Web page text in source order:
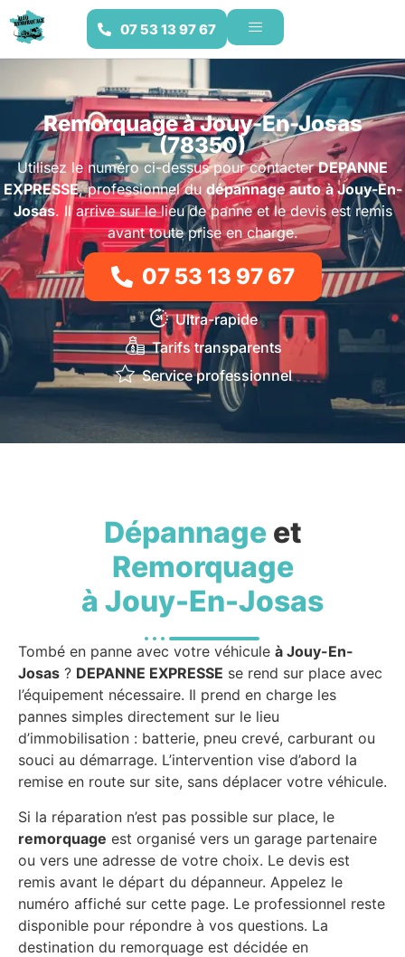
07 53 13 97 67
Remorquage à Jouy-En-Josas
(78350)
Utilisez le numéro ci-dessus pour contacterDEPANNE
EXPRESSE, professionnel du dépannage auto à Jouy-En-
Josas. Il arrive sur le lieu de panne et le devis est remis
avant toute prise en charge.
07 53 13 97 67
Ultra-rapide
Tarifs transparents
Service professionnel
Dépannageet
Remorquage
à Jouy-En-Josas
Tombé en panne avec votre véhicule à Jouy-En-
Josas ? DEPANNE EXPRESSE se rend sur place avec
l’équipement nécessaire. Il prend en charge les
pannes simples directement sur le lieu
d’immobilisation : batterie, pneu crevé, carburant ou
souci au démarrage. L’intervention vise d’abord la
remise en route sur site, sans déplacer votre véhicule.
Si la réparation n’est pas possible sur place, le
remorquage est organisé vers un garage partenaire
ou vers une adresse de votre choix. Le devis est
remis avant le départ du dépanneur. Appelez le
numéro affiché sur cette page. Le professionnel reste
disponible pour répondre à vos questions. La
destination du remorquage est décidée en